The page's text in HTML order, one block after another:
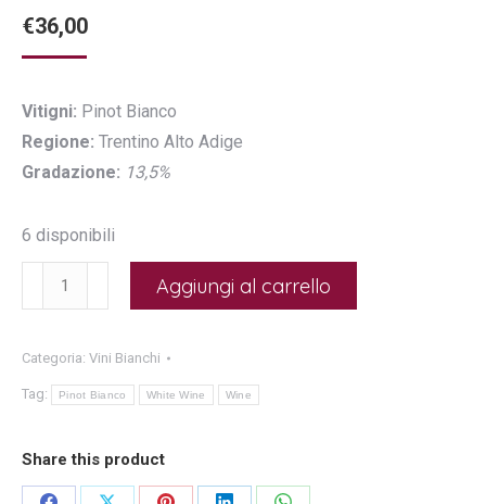
€36,00
Vitigni: Pinot Bianco
Regione: Trentino Alto Adige
Gradazione: 13,5%
6 disponibili
Bianco
2022
-
quantità
Aggiungi al carrello
Categoria: Vini Bianchi
Tag: Pinot Bianco White Wine Wine
Share this product